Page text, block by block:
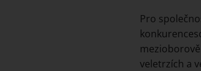
Pro
veletrzích a